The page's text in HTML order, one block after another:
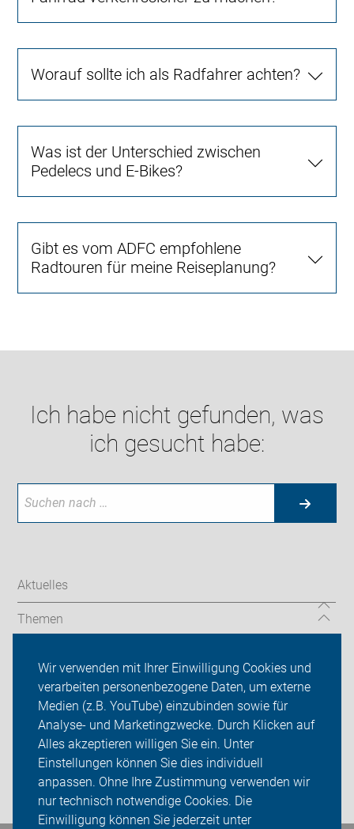
Wir verwenden mit Ihrer Einwilligung Cookies und
verarbeiten personenbezogene Daten, um externe
Medien (z.B. YouTube) einzubinden sowie für
Analyse- und Marketingzwecke. Durch Klicken auf
Alles akzeptieren willigen Sie ein. Unter
Einstellungen können Sie dies individuell
anpassen. Ohne Ihre Zustimmung verwenden wir
nur technisch notwendige Cookies. Die
Einwilligung können Sie jederzeit unter
Worauf sollte ich als Radfahrer achten?
Was ist der Unterschied zwischen
Pedelecs und E-Bikes?
Gibt es vom ADFC empfohlene
Radtouren für meine Reiseplanung?
Ich habe nicht gefunden, was
ich gesucht habe:
Aktuelles
Themen
Über uns
Sei dabei
Presse
Login